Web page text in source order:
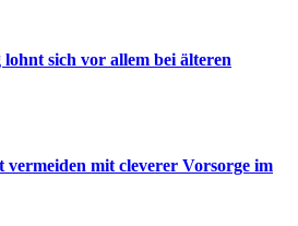
sich vor allem bei älteren
mit cleverer Vorsorge im